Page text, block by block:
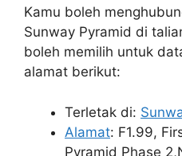
Kamu boleh
Sunway Pyramid di
boleh memilih untuk
alamat berikut:
Terletak di:
Alamat: F1.99,
Pyramid Phase